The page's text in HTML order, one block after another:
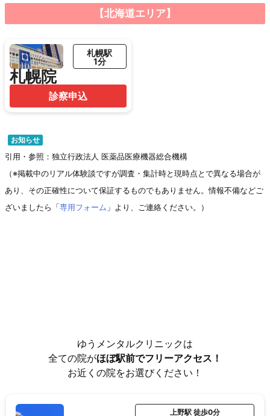
【北海道エリア】
札幌院
札幌駅
1分
診察申込
お知らせ
引用・参照：独立行政法人 医薬品医療機器総合機構
（※掲載中のリアル体験談ですが調査・集計時と現時点とで異なる場合が
あり、その正確性について保証するものでもありません。情報不備などご
ざいましたら「専用フォーム 」より、ご連絡ください。）
ゆうメンタルクリニックは
全ての院がほぼ駅前でフリーアクセス！
お近くの院をお選びください！
上野駅 徒歩0分